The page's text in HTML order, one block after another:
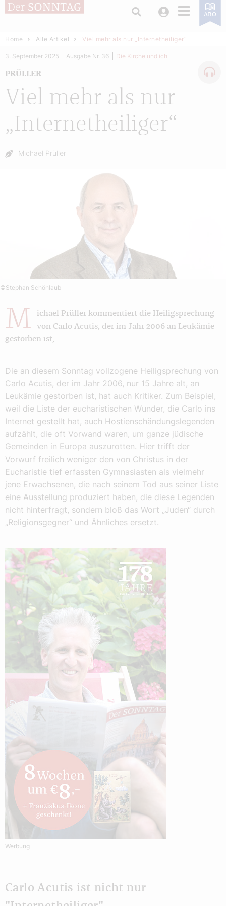
Login ABO
Home Alle Artikel Viel mehr als nur „Internetheiliger“
Viel mehr als nur
„Internetheiliger“
PRÜLLER
3. September 2025 Ausgabe Nr. 36 Die Kirche und ich
Autor:
Michael Prüller
©Stephan Schönlaub
M
ichael Prüller kommentiert die Heiligsprechung
von Carlo Acutis, der im Jahr 2006 an Leukämie
gestorben ist,
Die an diesem Sonntag vollzogene Heiligsprechung von
Carlo Acutis, der im Jahr 2006, nur 15 Jahre alt, an
Leukämie gestorben ist, hat auch Kritiker. Zum Beispiel,
weil die Liste der eucharistischen Wunder, die Carlo ins
Internet gestellt hat, auch Hostienschändungslegenden
aufzählt, die oft Vorwand waren, um ganze jüdische
Gemeinden in Europa auszurotten. Hier trifft der
Vorwurf freilich weniger den von Christus in der
Eucharistie tief erfassten Gymnasiasten als vielmehr
jene Erwachsenen, die nach seinem Tod aus seiner Liste
eine Ausstellung produziert haben, die diese Legenden
nicht hinterfragt, sondern bloß das Wort „Juden“ durch
„Religionsgegner“ und Ähnliches ersetzt.
Werbung
Carlo Acutis ist nicht nur